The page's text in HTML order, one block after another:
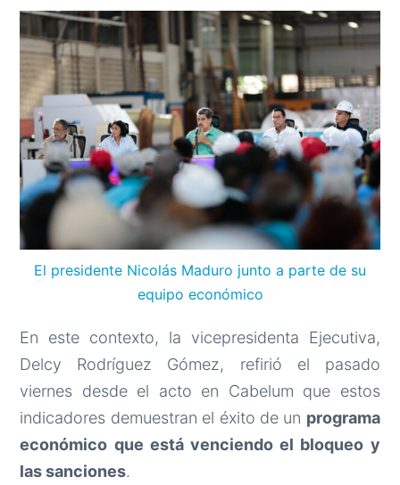
El presidente Nicolás Maduro junto a parte de su
equipo económico
En este contexto, la vicepresidenta Ejecutiva,
Delcy Rodríguez Gómez, refirió el pasado
viernes desde el acto en Cabelum que estos
indicadores demuestran el éxito de un programa
económico que está venciendo el bloqueo y
las sanciones.